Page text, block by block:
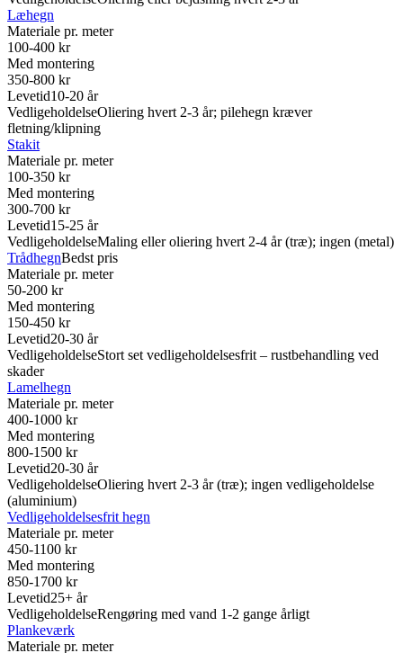
Læhegn
Materiale pr. meter
100-400 kr
Med montering
350-800 kr
Levetid10-20 år
VedligeholdelseOliering hvert 2-3 år; pilehegn kræver
fletning/klipning
Stakit
Materiale pr. meter
100-350 kr
Med montering
300-700 kr
Levetid15-25 år
VedligeholdelseMaling eller oliering hvert 2-4 år (træ); ingen (metal)
TrådhegnBedst pris
Materiale pr. meter
50-200 kr
Med montering
150-450 kr
Levetid20-30 år
VedligeholdelseStort set vedligeholdelsesfrit – rustbehandling ved
skader
Lamelhegn
Materiale pr. meter
400-1000 kr
Med montering
800-1500 kr
Levetid20-30 år
VedligeholdelseOliering hvert 2-3 år (træ); ingen vedligeholdelse
(aluminium)
Vedligeholdelsesfrit hegn
Materiale pr. meter
450-1100 kr
Med montering
850-1700 kr
Levetid25+ år
VedligeholdelseRengøring med vand 1-2 gange årligt
Plankeværk
Materiale pr. meter